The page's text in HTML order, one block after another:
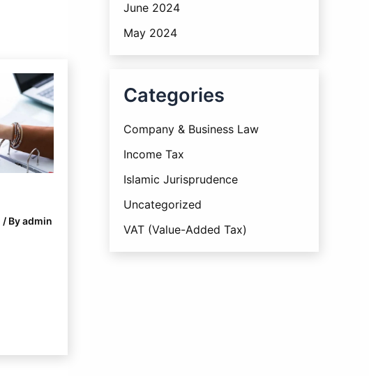
/ Byadmin
June 2024
May 2024
Categories
Company & Business Law
Income Tax
Islamic Jurisprudence
Uncategorized
VAT (Value-Added Tax)